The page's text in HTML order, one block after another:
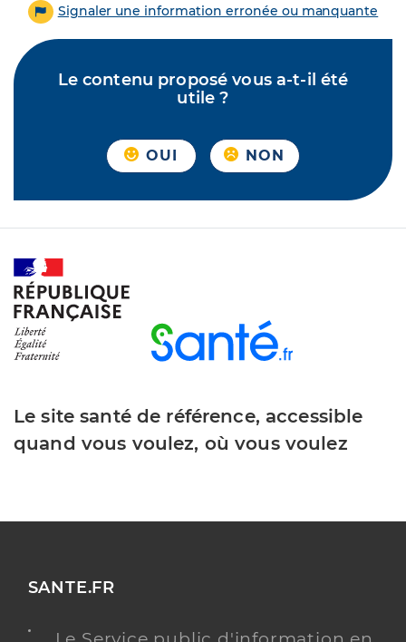
Signaler une information erronée ou manquante
Le contenu proposé vous a-t-il été
utile ?
OUI NON
Le site santé de référence, accessible
quand vous voulez, où vous voulez
SANTE.FR